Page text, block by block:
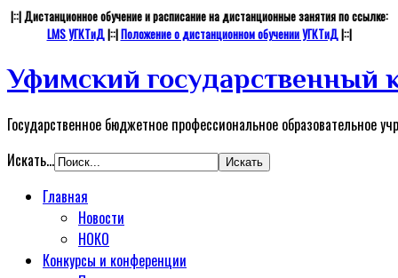
|::| Дистанционное обучение и расписание на дистанционные занятия по ссылке:
LMS УГКТиД|::|Положение о дистанционном обучении УГКТиД|::|
Уфимский государственный
Государственное бюджетное профессиональное образовательное
Искать...
Главная
Новости
НОКО
Конкурсы и конференции